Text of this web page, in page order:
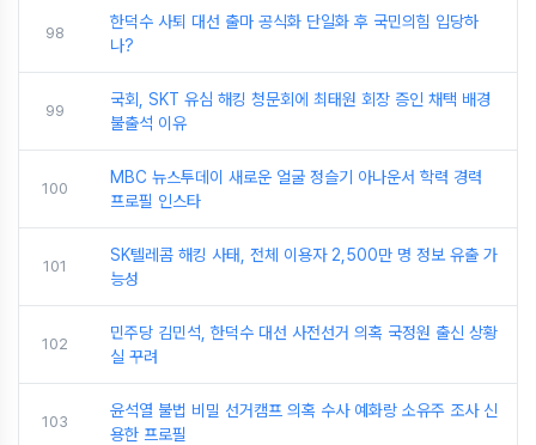
98
한덕수 사퇴 대선 출마 공식화 단일화 후 국민의힘 입당하
나?
99
국회, SKT 유심 해킹 청문회에 최태원 회장 증인 채택 배경
불출석 이유
100
MBC 뉴스투데이 새로운 얼굴 정슬기 아나운서 학력 경력
프로필 인스타
101
SK텔레콤 해킹 사태, 전체 이용자 2,500만 명 정보 유출 가
능성
102
민주당 김민석, 한덕수 대선 사전선거 의혹 국정원 출신 상황
실 꾸려
103
윤석열 불법 비밀 선거캠프 의혹 수사 예화랑 소유주 조사 신
용한 프로필